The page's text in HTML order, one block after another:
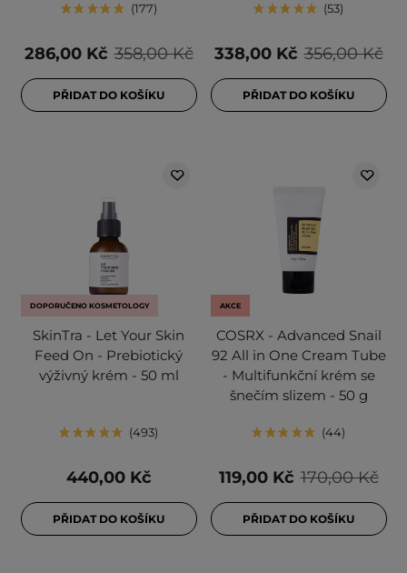
177
358,00 Kč
286,00 Kč
PŘIDAT DO KOŠÍKU
53
356,00 Kč
338,00 Kč
PŘIDAT DO KOŠÍKU
DOPORUČENO KOSMETOLOGY
SkinTra - Let Your Skin
Feed On - Prebiotický
výživný krém - 50 ml
493
440,00 Kč
PŘIDAT DO KOŠÍKU
AKCE
COSRX - Advanced Snail
92 All in One Cream Tube
- Multifunkční krém se
šnečím slizem - 50 g
44
170,00 Kč
119,00 Kč
PŘIDAT DO KOŠÍKU